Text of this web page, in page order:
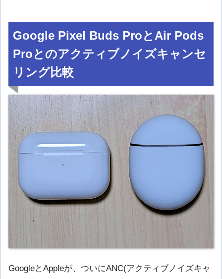
Google Pixel Buds ProとAir Pods
Proとのアクティブノイズキャンセ
リング比較
GoogleとAppleが、ついにANC(アクティブノイズキャ